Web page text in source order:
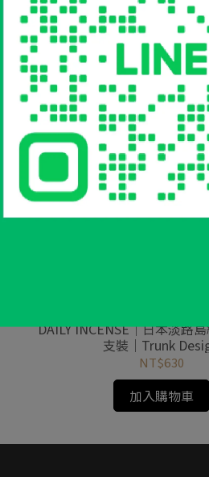
DAILY INCENSE｜日本淡路
支裝｜Trunk
NT$630
加入購物車